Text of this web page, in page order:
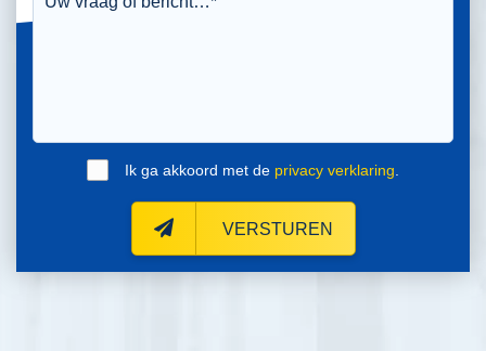
Ik ga akkoord met de privacy verklaring
VERSTUREN